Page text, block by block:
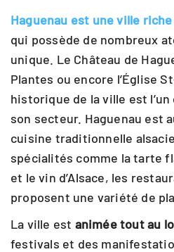
Haguenau est une ville
qui possède de nombreux
unique. Le Château de
Plantes ou encore l’Église
historique de la ville est
son secteur. Haguenau est
cuisine traditionnelle
spécialités comme la tarte
et le vin d’Alsace, les
proposent une variété de
La ville est animée tout au
festivals et des